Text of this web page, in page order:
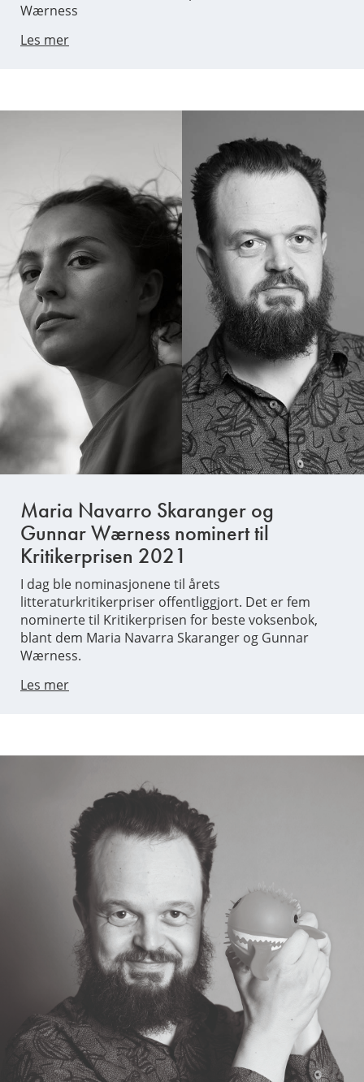
Wærness
Les mer
Maria Navarro Skaranger og
Gunnar Wærness nominert til
Kritikerprisen 2021
I dag ble nominasjonene til årets
litteraturkritikerpriser offentliggjort. Det er fem
nominerte til Kritikerprisen for beste voksenbok,
blant dem Maria Navarra Skaranger og Gunnar
Wærness.
Les mer